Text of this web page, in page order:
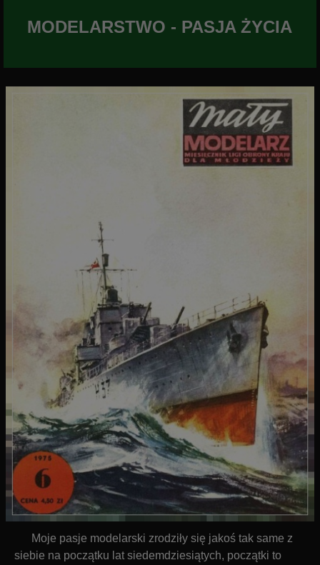
MODELARSTWO - PASJA ŻYCIA
Moje pasje modelarski zrodziły się jakoś tak same z
siebie na początku lat siedemdziesiątych, początki to